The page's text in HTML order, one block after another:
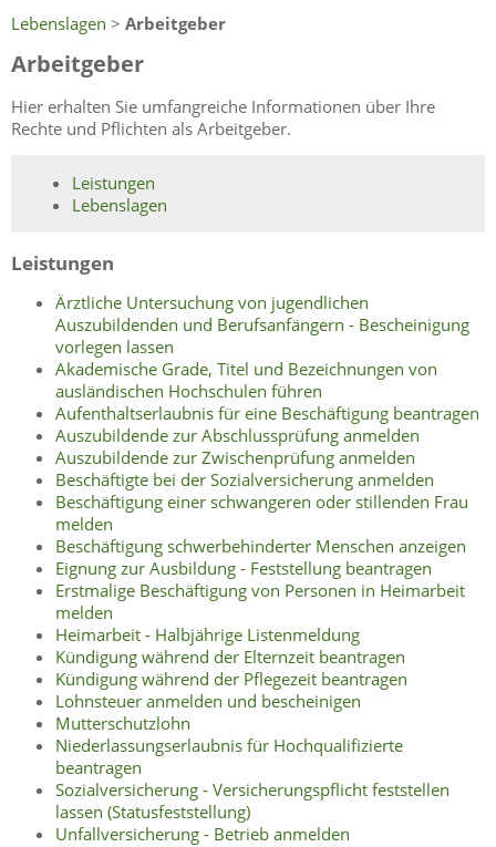
Lebenslagen > Arbeitgeber
Arbeitgeber
Hier erhalten Sie umfangreiche Informationen über Ihre
Rechte und Pflichten als Arbeitgeber.
Leistungen
Lebenslagen
Leistungen
Ärztliche Untersuchung von jugendlichen
Auszubildenden und Berufsanfängern - Bescheinigung
vorlegen lassen
Akademische Grade, Titel und Bezeichnungen von
ausländischen Hochschulen führen
Aufenthaltserlaubnis für eine Beschäftigung beantragen
Auszubildende zur Abschlussprüfung anmelden
Auszubildende zur Zwischenprüfung anmelden
Beschäftigte bei der Sozialversicherung anmelden
Beschäftigung einer schwangeren oder stillenden Frau
melden
Beschäftigung schwerbehinderter Menschen anzeigen
Eignung zur Ausbildung - Feststellung beantragen
Erstmalige Beschäftigung von Personen in Heimarbeit
melden
Heimarbeit - Halbjährige Listenmeldung
Kündigung während der Elternzeit beantragen
Kündigung während der Pflegezeit beantragen
Lohnsteuer anmelden und bescheinigen
Mutterschutzlohn
Niederlassungserlaubnis für Hochqualifizierte
beantragen
Sozialversicherung - Versicherungspflicht feststellen
lassen (Statusfeststellung)
Unfallversicherung - Betrieb anmelden